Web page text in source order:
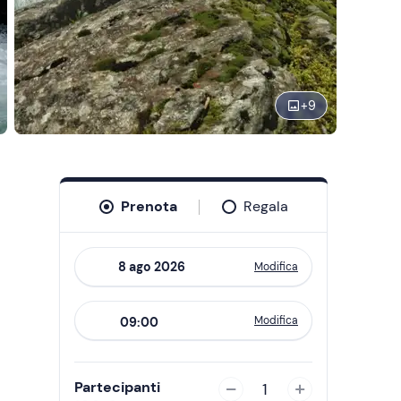
+9
Prenota Regala
forward
to
interact
with
Modifica
09:00 Modifica
Partecipanti 1